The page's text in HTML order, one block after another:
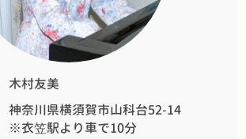
木村友美
神奈川県横須賀市山科台52-14
※衣笠駅より車で10分